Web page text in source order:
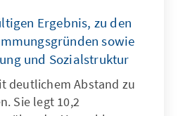
Ergebnis, zu den
sowie
und Sozialstruktur
deutlichem Abstand zu
Sie legt 10,2